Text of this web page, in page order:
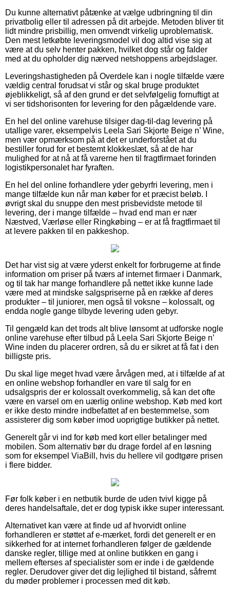
Du kunne alternativt påtænke at vælge udbringning til din
privatbolig eller til adressen på dit arbejde. Metoden bliver tit
lidt mindre prisbillig, men omvendt virkelig uproblematisk.
Den mest letkøbte leveringsmodel vil dog altid vise sig at
være at du selv henter pakken, hvilket dog står og falder
med at du opholder dig nærved netshoppens arbejdslager.
Leveringshastigheden på Overdele kan i nogle tilfælde være
vældig central forudsat vi står og skal bruge produktet
øjeblikkeligt, så af den grund er det selvfølgelig fornuftigt at
vi ser tidshorisonten for levering for den pågældende vare.
En hel del online varehuse tilsiger dag-til-dag levering på
utallige varer, eksempelvis Leela Sari Skjorte Beige n’ Wine,
men vær opmærksom på at det er underforstået at du
bestiller forud for et bestemt klokkeslæt, så at de har
mulighed for at nå at få varerne hen til fragtfirmaet forinden
logistikpersonalet har fyraften.
En hel del online forhandlere yder gebyrfri levering, men i
mange tilfælde kun når man køber for et præcist beløb. I
øvrigt skal du snuppe den mest prisbevidste metode til
levering, der i mange tilfælde – hvad end man er nær
Næstved, Værløse eller Ringkøbing – er at få fragtfirmaet til
at levere pakken til en pakkeshop.
Det har vist sig at være yderst enkelt for forbrugerne at finde
information om priser på tværs af internet firmaer i Danmark,
og til tak har mange forhandlere på nettet ikke kunne lade
være med at mindske salgspriserne på en række af deres
produkter – til juniorer, men også til voksne – kolossalt, og
endda nogle gange tilbyde levering uden gebyr.
Til gengæld kan det trods alt blive lønsomt at udforske nogle
online varehuse efter tilbud på Leela Sari Skjorte Beige n’
Wine inden du placerer ordren, så du er sikret at få fat i den
billigste pris.
Du skal lige meget hvad være årvågen med, at i tilfælde af at
en online webshop forhandler en vare til salg for en
udsalgspris der er kolossalt overkommelig, så kan det ofte
være en varsel om en uærlig online webshop. Køb med kort
er ikke desto mindre indbefattet af en bestemmelse, som
assisterer dig som køber imod uoprigtige butikker på nettet.
Generelt går vi ind for køb med kort eller betalinger med
mobilen. Som alternativ bør du drage fordel af en løsning
som for eksempel ViaBill, hvis du hellere vil godtgøre prisen
i flere bidder.
Før folk køber i en netbutik burde de uden tvivl kigge på
deres handelsaftale, det er dog typisk ikke super interessant.
Alternativet kan være at finde ud af hvorvidt online
forhandleren er støttet af e-mærket, fordi det generelt er en
sikkerhed for at internet forhandleren følger de gældende
danske regler, tillige med at online butikken en gang i
mellem efterses af specialister som er inde i de gældende
regler. Derudover giver det dig lejlighed til bistand, såfremt
du møder problemer i processen med dit køb.